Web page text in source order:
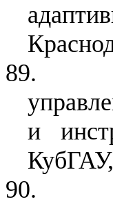
89.
и
90.